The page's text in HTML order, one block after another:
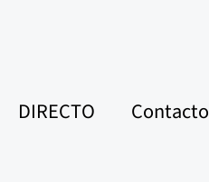
DIRECTO Contacto